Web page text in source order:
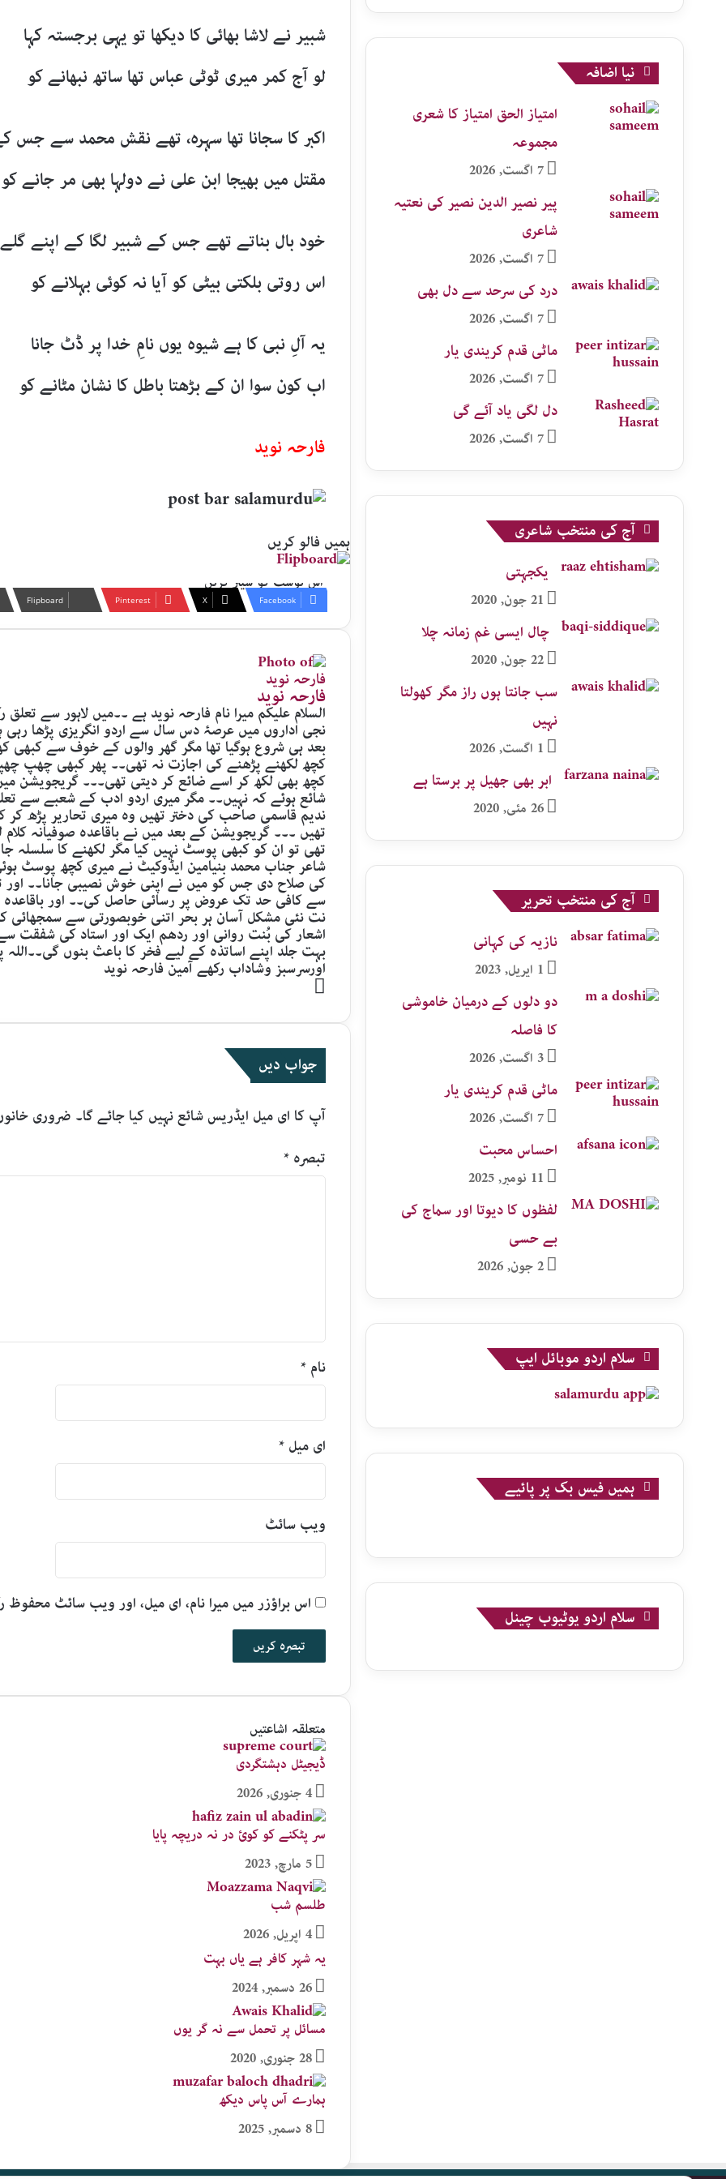
شبیر نے لاشا بھائی کا دیکھا تو یہی برجستہ کہا
لو آج کمر میری ٹوٹی عباس تھا ساتھ نبھانے کو
اکبر کا سجانا تھا سہرہ، تھے نقش محمد سے جس
مقتل میں بھیجا ابن علی نے دولہا بھی مر جانے کو
خود بال بناتے تھے جس کے شبیر لگا کے اپنے گلے
اس روتی بلکتی بیٹی کو آیا نہ کوئی بہلانے کو
یہ آلِ نبی کا ہے شیوہ یوں نامِ خدا پر ڈٹ جانا
اب کون سوا ان کے بڑھتا باطل کا نشان مٹانے کو
فارحہ نوید
ہمیں فالو کریں
اس پوسٹ کو شیئر کریں
Facebook
X
Pinterest
Flipboard
فارحہ نوید
السلام علیکم میرا نام فارحہ نوید ہے ۔۔میں لاہور سے
نجی اداروں میں عرصۂ دس سال سے اردو انگریزی پڑھا
بعد ہی شروع ہوگیا تھا مگر گھر والوں کے خوف سے
کچھ لکھنے پڑھنے کی اجازت نہ تھی۔۔ پھر کبھی چھپ
کچھ بھی لکھ کر اسے ضائع کر دیتی تھی۔۔۔ گریجویشن
شائع ہوئے کہ نہیں۔۔ مگر میری اردو ادب کے شعبے سے
ندیم قاسمی صاحب کی دختر تھیں وہ میری تحاریر پڑھ کر
تھیں ۔۔۔ گریجویشن کے بعد میں نے باقاعدہ صوفیانہ
تھی تو ان کو کبھی پوسٹ نہیں کیا مگر لکھنے کا سلسلہ
شاعر جناب محمد بنیامین ایڈوکیٹ نے میری کچھ پوسٹ
کی صلاح دی جس کو میں نے اپنی خوش نصیبی جانا۔۔ اور
سے کافی حد تک عروض پر رسائی حاصل کی۔۔ اور باقاعدہ
نت نئی مشکل آسان ہر بحر اتنی خوبصورتی سے سمجھائی
اشعار کی بُنت روانی اور ردھم ایک اور استاد کی شفقت
بہت جلد اپنے اساتذہ کے لیے فخر کا باعث بنوں
اورسرسبز وشاداب رکھے آمین فارحہ نوید
Website
جواب دیں
آپ کا ای میل ایڈریس شائع نہیں کیا جائے گا۔ ضروری
تبصرہ*
نام*
ای میل*
ویب‌ سائٹ
اس براؤزر میں میرا نام، ای میل، اور ویب سائٹ
متعلقہ اشاعتیں
ڈیجیٹل دہشتگردی
4 جنوری, 2026
سر پٹکنے کو کوئ در نہ دریچہ پایا
5 مارچ, 2023
طلسم شب
4 اپریل, 2026
یہ شہر کافر ہے یاں بہت
26 دسمبر, 2024
مسائل پر تحمل سے نہ گر یوں
28 جنوری, 2020
ہمارے آس پاس دیکھ
8 دسمبر, 2025
نیا اضافہ
امتیاز الحق امتیاز کا شعری
مجموعہ
7 اگست, 2026
پیر نصیر الدین نصیر کی نعتیہ
شاعری
7 اگست, 2026
درد کی سرحد سے دل بھی
7 اگست, 2026
ماٹی قدم کریندی یار
7 اگست, 2026
دل لگی یاد آئے گی
7 اگست, 2026
آج کی منتخب شاعری
یکجہتی
21 جون, 2020
چال ایسی غم زمانہ چلا
22 جون, 2020
سب جانتا ہوں راز مگر کھولتا
نہیں
1 اگست, 2026
ابر بھی جھیل پر برستا ہے
26 مئی, 2020
آج کی منتخب تحریر
نازیہ کی کہانی
1 اپریل, 2023
دو دلوں کے درمیان خاموشی
کا فاصلہ
3 اگست, 2026
ماٹی قدم کریندی یار
7 اگست, 2026
احساس محبت
11 نومبر, 2025
لفظوں کا دیوتا اور سماج کی
بے حسی
2 جون, 2026
سلام اردو موبائل ایپ
ہمیں فیس بک پر پائیے
سلام اردو یوٹیوب چینل